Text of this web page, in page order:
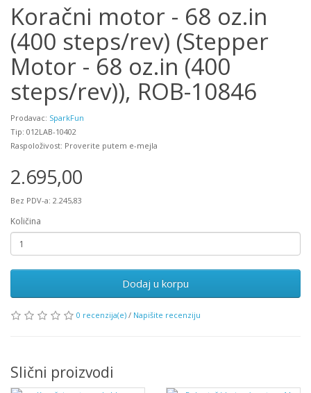
Koračni motor - 68 oz.in
(400 steps/rev) (Stepper
Motor - 68 oz.in (400
steps/rev)), ROB-10846
Prodavac: SparkFun
Tip: 012LAB-10402
Raspoloživost: Proverite putem e-mejla
2.695,00
Bez PDV-a: 2.245,83
Količina
Dodaj u korpu
0 recenzija(e) / Napišite recenziju
Slični proizvodi